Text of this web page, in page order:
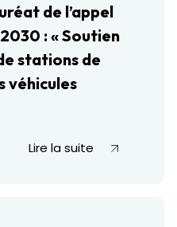
de l’appel
: « Soutien
stations de
véhicules
Lire la suite